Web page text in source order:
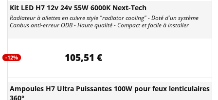
Kit LED H7 12v 24v 55W 6000K Next-Tech
Radiateur à ailettes en cuivre style "radiator cooling" - Doté d'un système
Canbus anti-erreur ODB - Haute qualité - Compact et facile à installer
-12% 105,51 €
Ampoules H7 Ultra Puissantes 100W pour feux lenticulaires
360°